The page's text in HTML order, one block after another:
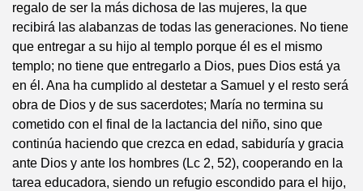
regalo de ser la más dichosa de las mujeres, la que
recibirá las alabanzas de todas las generaciones. No tiene
que entregar a su hijo al templo porque él es el mismo
templo; no tiene que entregarlo a Dios, pues Dios está ya
en él. Ana ha cumplido al destetar a Samuel y el resto será
obra de Dios y de sus sacerdotes; María no termina su
cometido con el final de la lactancia del niño, sino que
continúa haciendo que crezca en edad, sabiduría y gracia
ante Dios y ante los hombres (Lc 2, 52), cooperando en la
tarea educadora, siendo un refugio escondido para el hijo,